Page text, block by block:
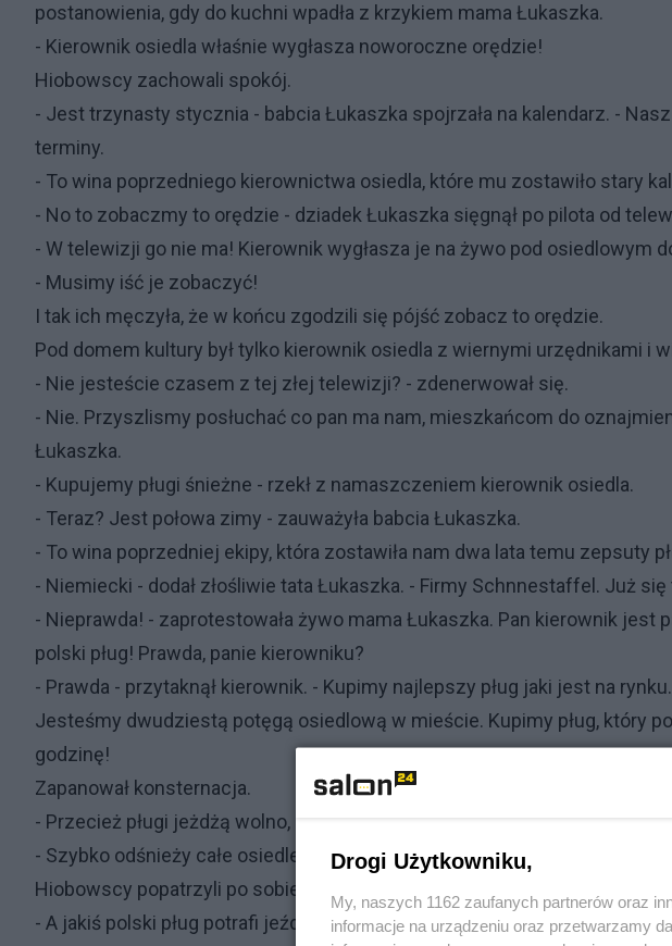
postanowienia, gdy do kuchni wpadła z krzykiem mama Łukaszka.
- Kierownik osiedla właśnie wygłasza noworoczne orędzie!
Hiobowscy zachowali spokój.
- Jest trzynasty stycznia - babcia Łukaszka spojrzała na kalendarz. -
terminy.
- To wina poprzedniego kierownictwa osiedla, które mu zostawiło stary
- No to zobaczmy to orędzie - dziadek Łukaszka sięgnął po pilota od
- W telewizji go nie ma! Kierownik wygłasza je na żywo pod osiedlowym
- Musimy iść je zobaczyć!
I tak ich męczyła, że w końcu zgodzili się pójść zobacz to orędzie.
Pod domem kultury był tylko kierownik osiedla z wiernymi urzędnikami i
- Nie jesteście czasem z tej złej telewizji? - zdenerwował się.
- Nie. Przyszlismy posłuchać co pan ma nam, mieszkańcom do
Łukaszka.
- Kupujemy pługi śnieżne - rzekł z namaszczeniem kierownik osiedla.
- Teraz? Jest połowa zimy - zauważyła babcia Łukaszka.
- To wina poprzedniej ekipy, która zostawiła nam dwa lata temu zepsuty
- Niemiecki - dodał złośliwie tata Łukaszka. - Firmy Schnnestaffel. Już
- Nieprawda! - zaprotestowała żywo mama Łukaszka. Pan kierownik jest
polski pług! Prawda, panie kierowniku?
- Prawda - przytaknął kierownik. - Kupimy najlepszy pług jaki jest na
Jesteśmy dwudziestą potęgą osiedlową w mieście. Kupimy pług, który
godzinę!
Zapanował konsternacja.
- Przecież pługi jeżdżą wolno, kiedy odśnieżają - powiedział dziadek
- Szybko odśnieży całe osiedle!
Hiobowscy popatrzyli po sobie, po czym Łukaszek zapytał:
- A jakiś polski pług potrafi jeździć tak szybko?
Drogi Użytkowniku,
My, naszych 1162 zaufanych partnerów oraz
informacje na urządzeniu oraz przetwarzamy